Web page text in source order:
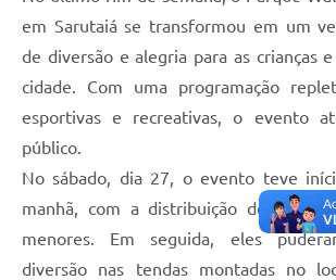
em Sarutaiá se transformou em um
de diversão e alegria para as crianças
cidade. Com uma programação
esportivas e recreativas, o evento
público.
No sábado, dia 27, o evento teve
manhã, com a distribuição de Kits
menores. Em seguida, eles
diversão nas tendas montadas no